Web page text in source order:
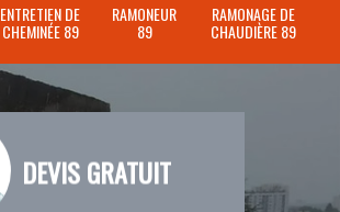
ENTRETIEN DE
CHEMINÉE 89
RAMONEUR
89
RAMONAGE DE
CHAUDIÈRE 89
DEVIS GRATUIT